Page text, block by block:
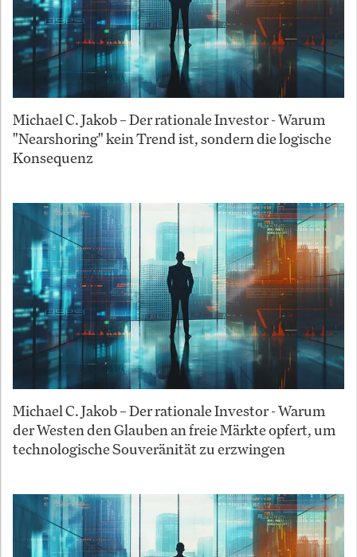
Michael C. Jakob – Der rationale Investor - Warum
"Nearshoring" kein Trend ist, sondern die logische
Konsequenz
Michael C. Jakob – Der rationale Investor - Warum
der Westen den Glauben an freie Märkte opfert, um
technologische Souveränität zu erzwingen